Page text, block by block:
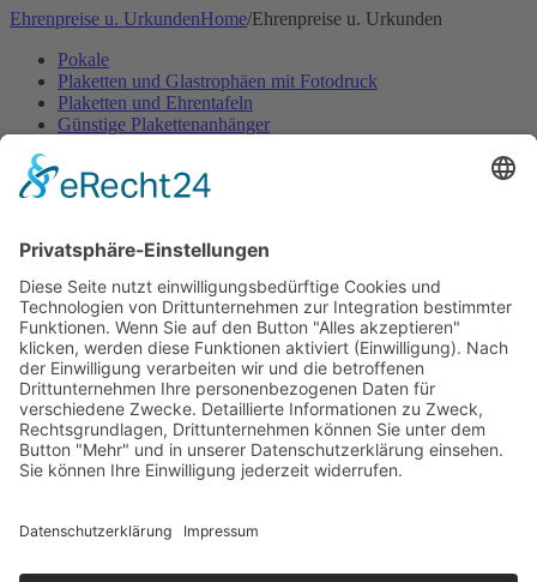
Ehrenpreise u. UrkundenHome/Ehrenpreise u. Urkunden
Pokale
Plaketten und Glastrophäen mit Fotodruck
Plaketten und Ehrentafeln
Günstige Plakettenanhänger
Ehrenpreisständer u. -figuren
Ehrenpreisständer Acryl GÜNSTIG
Urkunden-Sonderanfertigungen
Urkundenmappen und -rahmen
PokaleHome/Ehrenpreise u. Urkunden /Pokale
Pokalserie Tosca
FestartikelHome/Festartikel
Zubehör für Spendendosen
Glückwunschkarten und Geschenkpapier
Eintritts- u. Festabzeichen
Organisationsmaterial
Wachsfackeln, Stempel